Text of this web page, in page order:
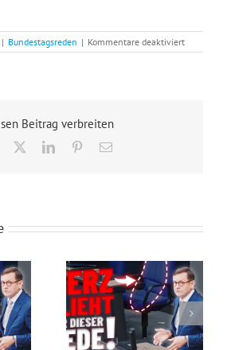
| Bundestagsreden | Kommentare deaktiviertfür
Beitrag verbreiten
Facebook LinkedInPinterest
E-